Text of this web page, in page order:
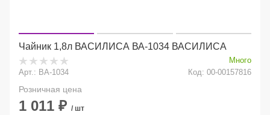
Чайник 1,8л ВАСИЛИСА ВА-1034 ВАСИЛИСА
Много
Арт.: ВА-1034
Код: 00-00157816
Розничная цена
1 011 ₽ / шт